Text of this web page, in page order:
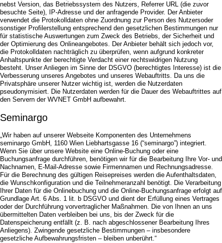
nebst Version, das Betriebssystem des Nutzers, Referrer URL (die zuvor
besuchte Seite), IP-Adresse und der anfragende Provider. Der Anbieter
verwendet die Protokolldaten ohne Zuordnung zur Person des Nutzersoder
sonstiger Profilerstellung entsprechend den gesetzlichen Bestimmungen nur
für statistische Auswertungen zum Zweck des Betriebs, der Sicherheit und
der Optimierung des Onlineangebotes. Der Anbieter behält sich jedoch vor,
die Protokolldaten nachträglich zu überprüfen, wenn aufgrund konkreter
Anhaltspunkte der berechtigte Verdacht einer rechtswidrigen Nutzung
besteht. Unser Anliegen im Sinne der DSGVO (berechtigtes Interesse) ist die
Verbesserung unseres Angebotes und unseres Webauftritts. Da uns die
Privatsphäre unserer Nutzer wichtig ist, werden die Nutzerdaten
pseudonymisiert. Die Nutzerdaten werden für die Dauer des Webauftrittes auf
den Servern der WVNET GmbH aufbewahrt.
Seminargo
„Wir haben auf unserer Webseite Komponenten des Unternehmens
seminargo GmbH, 1160 Wien Liebhartsgasse 16 (“seminargo”) integriert.
Wenn Sie über unsere Website eine Online-Buchung oder eine
Buchungsanfrage durchführen, benötigen wir für die Bearbeitung Ihre Vor- und
Nachnamen, E-Mail-Adresse sowie Firmennamen und Rechnungsadresse.
Für die Berechnung des gültigen Reisepreises werden die Aufenthaltsdaten,
die Wunschkonfiguration und die Teilnehmeranzahl benötigt. Die Verarbeitung
Ihrer Daten für die Onlinebuchung und die Online-Buchungsanfrage erfolgt auf
Grundlage Art. 6 Abs. 1 lit. b DSGVO und dient der Erfüllung eines Vertrages
oder der Durchführung vorvertraglicher Maßnahmen. Die von Ihnen an uns
übermittelten Daten verbleiben bei uns, bis der Zweck für die
Datenspeicherung entfällt (z. B. nach abgeschlossener Bearbeitung Ihres
Anliegens). Zwingende gesetzliche Bestimmungen – insbesondere
gesetzliche Aufbewahrungsfristen – bleiben unberührt.“